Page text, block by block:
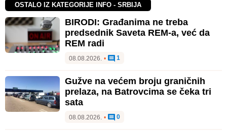
OSTALO IZ KATEGORIJE INFO - SRBIJA
BIRODI: Građanima ne treba
predsednik Saveta REM-a, već da
REM radi
08.08.2026. • 1
Gužve na većem broju graničnih
prelaza, na Batrovcima se čeka tri
sata
08.08.2026. • 0